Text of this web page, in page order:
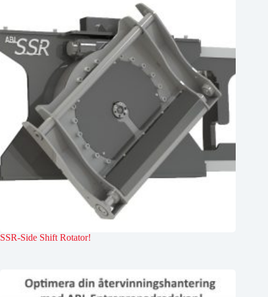
SSR-Side Shift Rotator!